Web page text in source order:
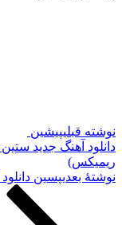
نوشته قبلیپیشین
دانلود آهنگ جدید
ریمیکس)
نوشته‌ٔ بعدیپسین